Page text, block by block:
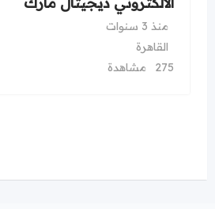
منذ 3 سنوات
القاهرة
275 مشاهدة